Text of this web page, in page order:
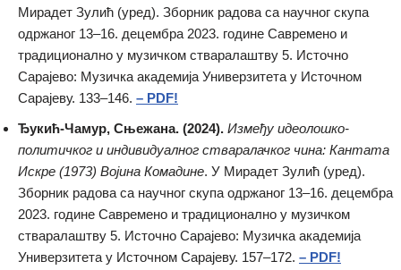
Мирадет Зулић (уред). Зборник радова са научног скупа
одржаног 13–16. децембра 2023. године Савремено и
традиционално у музичком стваралаштву 5. Источно
Сарајево: Музичка академија Универзитета у Источном
Сарајеву. 133–146. – PDF!
Ђукић-Чамур, Сњежана. (2024). Између идеолошко-
политичког и индивидуалног стваралачког чина: Кантата
Искре (1973) Војина Комадине. У Мирадет Зулић (уред).
Зборник радова са научног скупа одржаног 13–16. децембра
2023. године Савремено и традиционално у музичком
стваралаштву 5. Источно Сарајево: Музичка академија
Универзитета у Источном Сарајеву. 157–172. – PDF!